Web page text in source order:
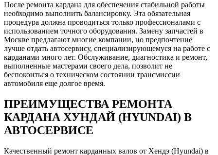
После ремонта кардана для обеспечения стабильной работы
необходимо выполнить балансировку. Эта обязательная
процедура должна проводиться только профессионалами с
использованием точного оборудования. Замену запчастей в
Москве предлагают многие компании, но предпочтение
лучше отдать автосервису, специализирующемуся на работе с
карданами много лет. Обслуживание, диагностика и ремонт,
выполненные мастерами своего дела, позволит не
беспокоиться о техническом состоянии трансмиссии
автомобиля еще долгое время.
ПРЕИМУЩЕСТВА РЕМОНТА
КАРДАНА ХУНДАЙ (HYUNDAI) В
АВТОСЕРВИСЕ
Качественный ремонт карданных валов от Хендэ (Hyundai) в